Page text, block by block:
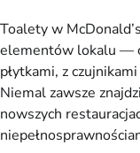
Toalety w
elementów lokalu —
płytkami, z
Niemal zawsze
nowszych